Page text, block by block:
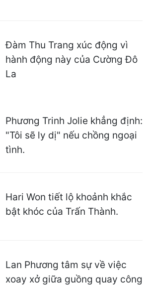
Đàm Thu Trang xúc động vì
hành động này của Cường Đô
La
Phương Trinh Jolie khẳng định:
"Tôi sẽ ly dị" nếu chồng ngoại
tình.
Hari Won tiết lộ khoảnh khắc
bật khóc của Trấn Thành.
Lan Phương tâm sự về việc
xoay xở giữa guồng quay công